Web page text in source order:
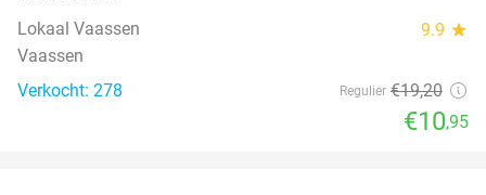
Lokaal Vaassen 9.9 star
Vaassen
Verkocht: 278
Regulier €19,20
€10,95